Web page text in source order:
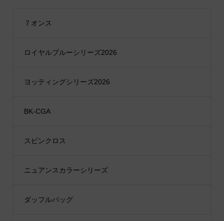
７オンス
ロイヤルブルーシリーズ2026
ヨッティングシリーズ2026
BK-CGA
スピンクロス
ニュアンスカラーシリーズ
ダッフルバッグ